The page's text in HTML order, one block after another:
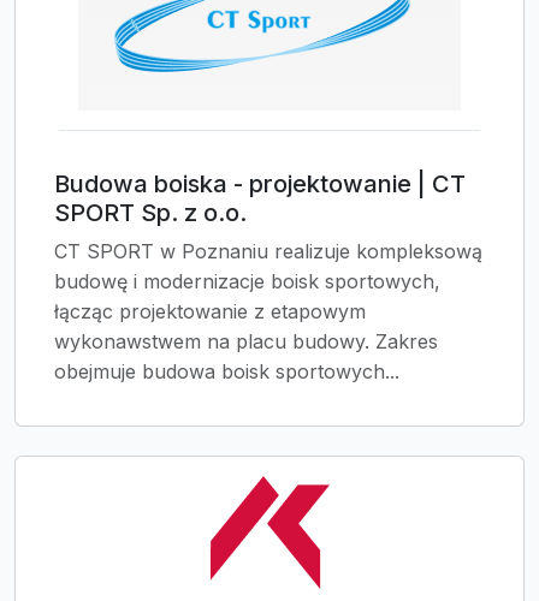
Budowa boiska - projektowanie | CT
SPORT Sp. z o.o.
CT SPORT w Poznaniu realizuje kompleksową
budowę i modernizacje boisk sportowych,
łącząc projektowanie z etapowym
wykonawstwem na placu budowy. Zakres
obejmuje budowa boisk sportowych...